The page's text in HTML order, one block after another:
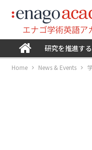
研究を推進する
Home News & Events